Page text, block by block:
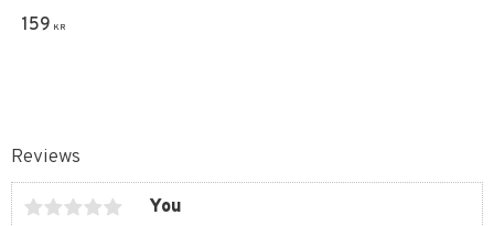
Reviews
You
159 KR